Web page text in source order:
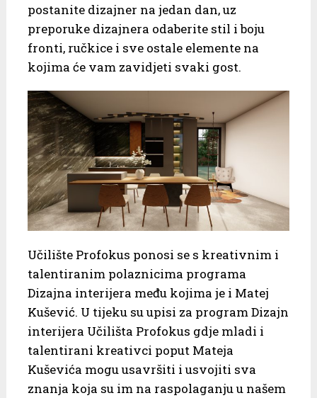
postanite dizajner na jedan dan, uz
preporuke dizajnera odaberite stil i boju
fronti, ručkice i sve ostale elemente na
kojima će vam zavidjeti svaki gost.
Učilište Profokus ponosi se s kreativnim i
talentiranim polaznicima programa
Dizajna interijera među kojima je i Matej
Kušević. U tijeku su upisi za program Dizajn
interijera Učilišta Profokus gdje mladi i
talentirani kreativci poput Mateja
Kuševića mogu usavršiti i usvojiti sva
znanja koja su im na raspolaganju u našem